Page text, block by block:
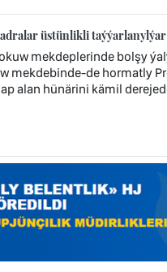
üstünlikli taýýarlanylýar
mekdeplerinde bolşy
mekdebinde-de hormatly
alan hünärini kämil